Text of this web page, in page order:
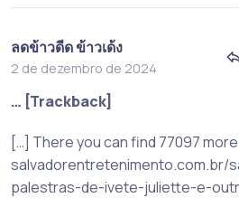
ลดข้าวดีด ข้าวเด้ง
2 de dezembro de 2024
… [Trackback]
[…] There you can find 77097
salvadorentretenimento.com.br/
palestras-de-ivete-juliette-e-